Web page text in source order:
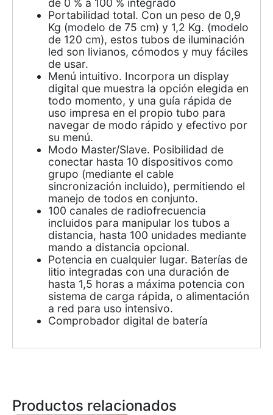
de 0 % a 100 % integrado
Portabilidad total. Con un peso de 0,9
Kg (modelo de 75 cm) y 1,2 Kg. (modelo
de 120 cm), estos tubos de iluminación
led son livianos, cómodos y muy fáciles
de usar.
Menú intuitivo. Incorpora un display
digital que muestra la opción elegida en
todo momento, y una guía rápida de
uso impresa en el propio tubo para
navegar de modo rápido y efectivo por
su menú.
Modo Master/Slave. Posibilidad de
conectar hasta 10 dispositivos como
grupo (mediante el cable
sincronización incluido), permitiendo el
manejo de todos en conjunto.
100 canales de radiofrecuencia
incluidos para manipular los tubos a
distancia, hasta 100 unidades mediante
mando a distancia opcional.
Potencia en cualquier lugar. Baterías de
litio integradas con una duración de
hasta 1,5 horas a máxima potencia con
sistema de carga rápida, o alimentación
a red para uso intensivo.
Comprobador digital de batería
Productos relacionados